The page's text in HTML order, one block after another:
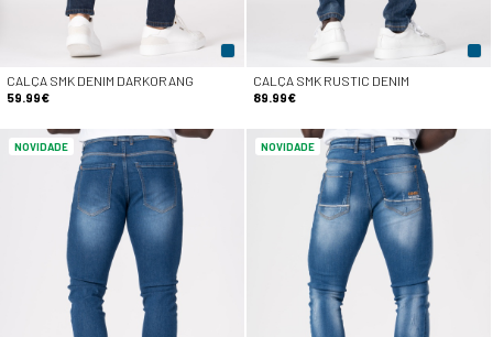
CALÇA SMK DENIM DARKORANG
59.99€
CALÇA SMK RUSTIC DENIM
89.99€
NOVIDADE NOVIDADE